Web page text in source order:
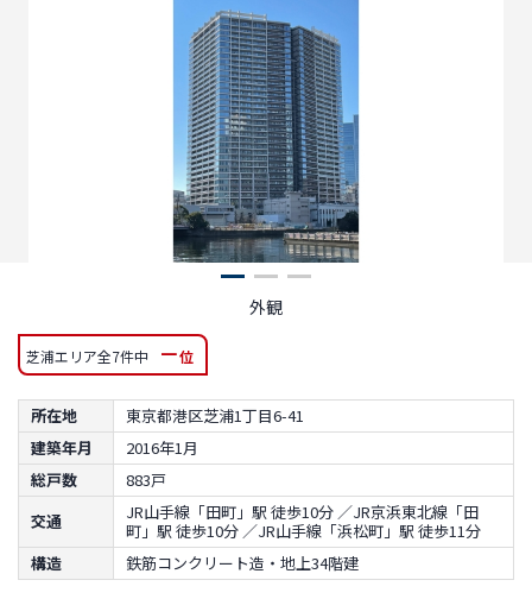
外観
芝浦エリア全7件中 －位
所在地
東京都港区芝浦1丁目6-41
建築年月
2016年1月
総戸数
883戸
交通
JR山手線「田町」駅 徒歩10分 ／JR京浜東北線「田
町」駅 徒歩10分 ／JR山手線「浜松町」駅 徒歩11分
構造
鉄筋コンクリート造・地上34階建